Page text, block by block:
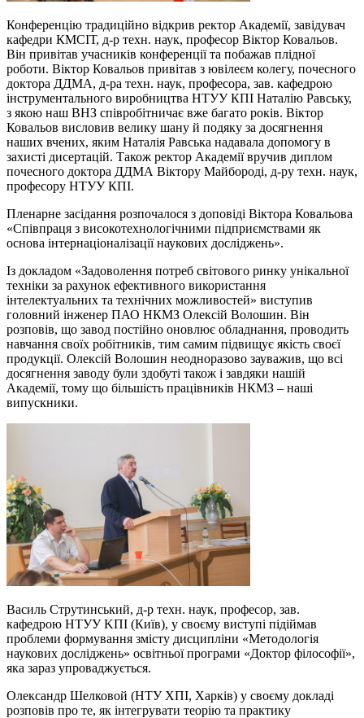
Конференцію традиційно відкрив ректор Академії, завідувач
кафедри КМСІТ, д-р техн. наук, професор Віктор Ковальов.
Він привітав учасників конференції та побажав плідної
роботи. Віктор Ковальов привітав з ювілеєм колегу, почесного
доктора ДДМА, д-ра техн. наук, професора, зав. кафедрою
інструментального виробництва НТУУ КПІ Наталію Равську,
з якою наш ВНЗ співробітничає вже багато років. Віктор
Ковальов висловив велику шану й подяку за досягнення
наших вчених, яким Наталія Равська надавала допомогу в
захисті дисертацій. Також ректор Академії вручив диплом
почесного доктора ДДМА Віктору Майбороді, д-ру техн. наук,
професору НТУУ КПI.
Пленарне засідання розпочалося з доповіді Віктора Ковальова
«Співпраця з високотехнологічними підприємствами як
основа інтернаціоналізації наукових досліджень».
Із докладом «Задоволення потреб світового ринку унікальної
техніки за рахунок ефективного використання
інтелектуальних та технічних можливостей» виступив
головний інженер ПАО НКМЗ Олексій Волошин. Він
розповів, що завод постійно оновлює обладнання, проводить
навчання своїх робітників, тим самим підвищує якість своєї
продукції. Олексій Волошин неодноразово зауважив, що всі
досягнення заводу були здобуті також і завдяки нашій
Академії, тому що більшість працівників НКМЗ – наші
випускники.
Василь Струтинський, д-р техн. наук, професор, зав.
кафедрою НTУУ KПI (Київ), у своєму виступі підіймав
проблеми формування змісту дисципліни «Методологія
наукових досліджень» освітньої програми «Доктор філософії»,
яка зараз упроваджується.
Олександр Шелковой (НТУ ХПІ, Харків) у своєму докладі
розповів про те, як інтегрувати теорію та практику